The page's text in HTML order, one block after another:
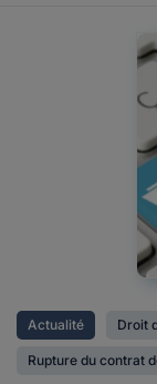
Actualité Droit
Rupture du contrat